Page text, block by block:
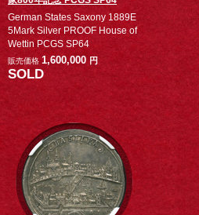
German States Saxony 1889E
5Mark Silver PROOF House of
Wettin PCGS SP64
販売価格 1,600,000 円
SOLD